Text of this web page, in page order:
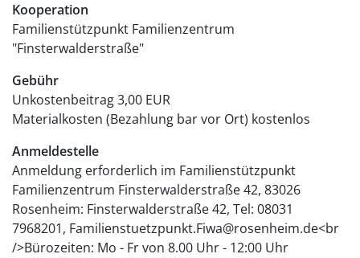
Kooperation
Familienstützpunkt Familienzentrum
"Finsterwalderstraße"
Gebühr
Unkostenbeitrag3,00 EUR
Materialkosten (Bezahlung bar vor Ort) kostenlos
Anmeldestelle
Anmeldung erforderlich im Familienstützpunkt
Familienzentrum Finsterwalderstraße 42, 83026
Rosenheim: Finsterwalderstraße 42, Tel: 08031
7968201, Familienstuetzpunkt.Fiwa@rosenheim.de<br
/>Bürozeiten: Mo - Fr von 8.00 Uhr - 12:00 Uhr